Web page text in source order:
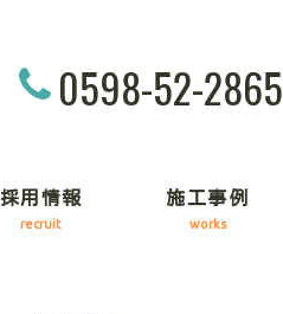
0598-52-2865
採用情報
recruit
施工事例
works